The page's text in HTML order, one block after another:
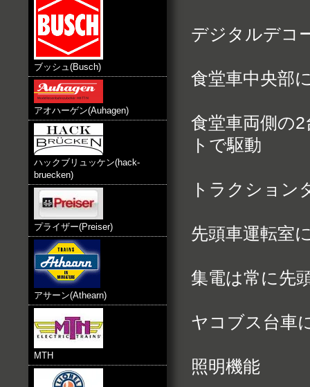
ブッシュ(Busch)
アオハーゲン(Auhagen)
ハックブリュッケン(hack-
bruecken)
プライザー(Preiser)
アサーン(Athearn)
MTH
デジタルデコ
食堂車中央部
食堂車両側の
トで駆動
トラクション
先頭車運転室
集電は常に先
ヤコブス台車
照明機能